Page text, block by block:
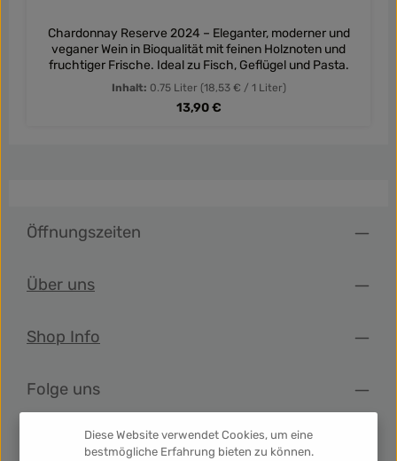
Chardonnay Reserve 2024 – Eleganter, moderner und
veganer Wein in Bioqualität mit feinen Holznoten und
fruchtiger Frische. Ideal zu Fisch, Geflügel und Pasta.
Inhalt: 0.75 Liter (18,53 € / 1 Liter)
Regulärer Preis:
13,90 €
Öffnungszeiten
Über uns
Shop Info
Folge uns
NewsletterDiese Website verwendet Cookies, um eine
bestmögliche Erfahrung bieten zu können.